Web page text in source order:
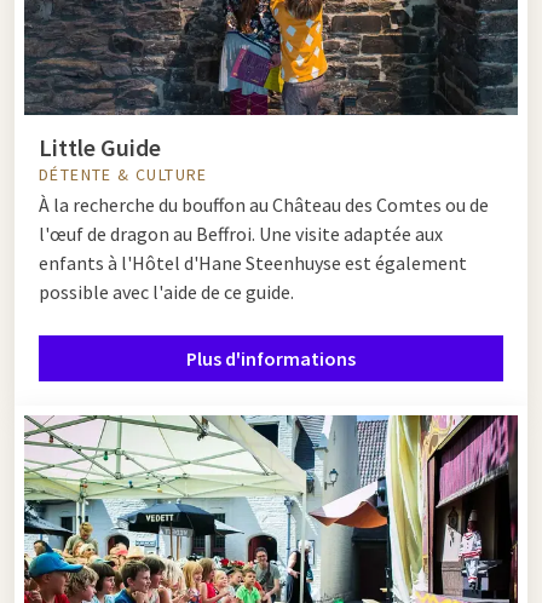
Little Guide
DÉTENTE & CULTURE
À la recherche du bouffon au Château des Comtes ou de
l'œuf de dragon au Beffroi. Une visite adaptée aux
enfants à l'Hôtel d'Hane Steenhuyse est également
possible avec l'aide de ce guide.
Plus d'informations